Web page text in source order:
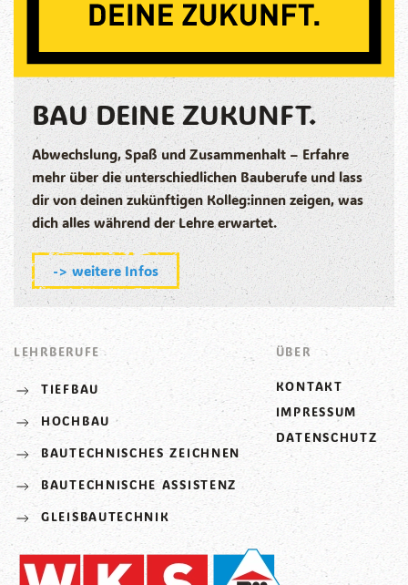
BAU DEINE ZUKUNFT.
Abwechslung, Spaß und Zusammenhalt – Erfahre
mehr über die unterschiedlichen Bauberufe und lass
dir von deinen zukünftigen Kolleg:innen zeigen, was
dich alles während der Lehre erwartet.
-> weitere Infos
LEHRBERUFE
TIEFBAU
HOCHBAU
BAUTECHNISCHES ZEICHNEN
BAUTECHNISCHE ASSISTENZ
GLEISBAUTECHNIK
ÜBER
KONTAKT
IMPRESSUM
DATENSCHUTZ